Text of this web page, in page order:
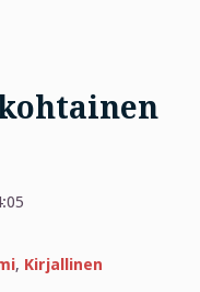
, Kirjallinen